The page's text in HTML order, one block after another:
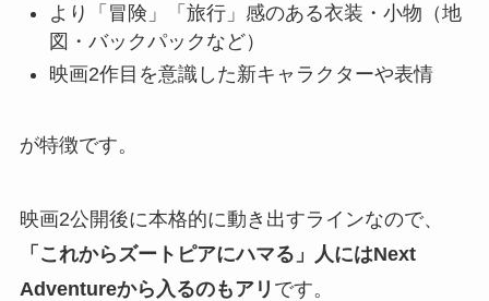
より「冒険」「旅行」感のある衣装・小物（地
図・バックパックなど）
映画2作目を意識した新キャラクターや表情
が特徴です。
映画2公開後に本格的に動き出すラインなので、
「これからズートピアにハマる」人にはNext
Adventureから入るのもアリ です。